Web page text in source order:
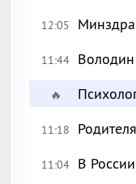
12:05
11:44 Володин
🔥
11:18
11:04 В